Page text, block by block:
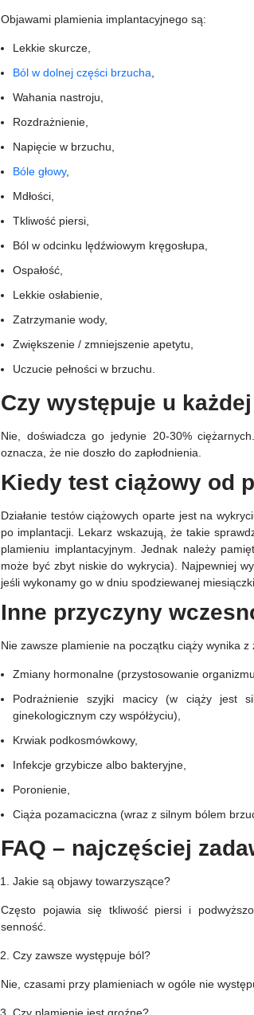
Objawami plamienia implantacyjnego są:
Lekkie skurcze,
Ból w dolnej części brzucha
Wahania nastroju,
Rozdrażnienie,
Napięcie w brzuchu,
Bóle głowy,
Mdłości,
Tkliwość piersi,
Ból w odcinku lędźwiowym kręgosłupa,
Ospałość,
Lekkie osłabienie,
Zatrzymanie wody,
Zwiększenie / zmniejszenie apetytu,
Uczucie pełności w brzuchu.
Czy występuje u
Nie, doświadcza go jedynie 20-30%
oznacza, że nie doszło do zapłodnienia.
Kiedy test ciążowy od
Działanie testów ciążowych oparte jest na
po implantacji. Lekarz wskazują, że takie
plamieniu implantacyjnym. Jednak należy
może być zbyt niskie do wykrycia). Najpewniej
jeśli wykonamy go w dniu spodziewanej miesiączki.
Inne przyczyny
Nie zawsze plamienie na początku ciąży wynika
Zmiany hormonalne (przystosowanie
Podrażnienie szyjki macicy (w ciąży jest
ginekologicznym czy współżyciu),
Krwiak podkosmówkowy,
Infekcje grzybicze albo bakteryjne,
Poronienie,
Ciąża pozamaciczna (wraz z silnym bólem
FAQ – najczęściej
Jakie są objawy towarzyszące?
Często pojawia się tkliwość piersi i
senność.
Czy zawsze występuje ból?
Nie, czasami przy plamieniach w ogóle nie